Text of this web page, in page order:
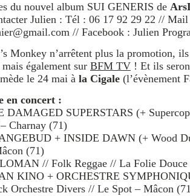
du nouvel album SUI GENERIS de
Julien : Tél : 06 17 92 29 22 //
// Facebook : Julien
Monkey n’arrêtent plus la promotion, ils
également sur BFM TV ! Et ils
le 24 mai à la Cigale (l’évènement
en concert :
DAMAGED SUPERSTARS (+
Charnay (71)
+ INSIDE DAWN (+ Wood
(71)
// Folk Reggae // La Folie Douce
KINO + ORCHESTRE
Orchestre Divers // Le Spot – Mâcon